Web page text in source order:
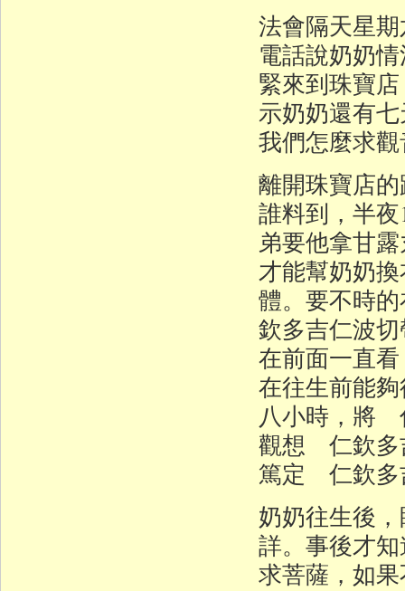
法會隔天星
電話說奶奶
緊來到珠寶
示奶奶還有
我們怎麼求
離開珠寶店
誰料到，半
弟要他拿甘
才能幫奶奶
體。要不時
欽多吉仁波
在前面一直
在往生前能
八小時，將
觀想 仁欽多
篤定 仁欽多
奶奶往生後
詳。事後才
求菩薩，如